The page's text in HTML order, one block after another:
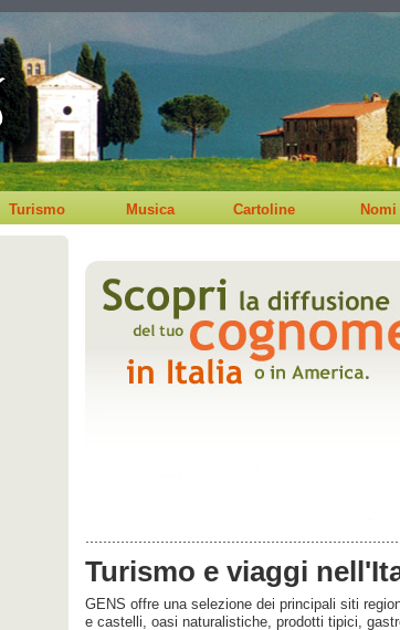
Turismo Musica Cartoline Nomi
Turismo e viaggi
GENS offre una selezione dei principali siti
e castelli, oasi naturalistiche, prodotti tipici,